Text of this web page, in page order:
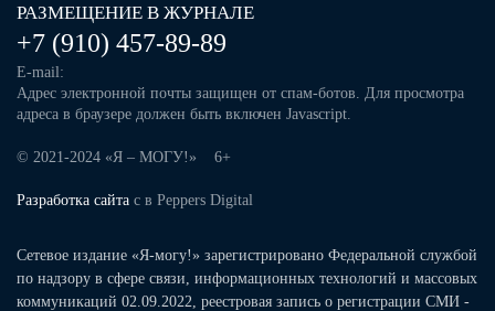
РАЗМЕЩЕНИЕ В ЖУРНАЛЕ
+7 (910) 457-89-89
E-mail:
Адрес электронной почты защищен от спам-ботов. Для просмотра
адреса в браузере должен быть включен Javascript.
© 2021-2024 «Я – МОГУ!» 6+
Разработка сайта с в Peppers Digital
Сетевое издание «Я-могу!» зарегистрировано Федеральной службой
по надзору в сфере связи, информационных технологий и массовых
коммуникаций 02.09.2022, реестровая запись о регистрации СМИ -